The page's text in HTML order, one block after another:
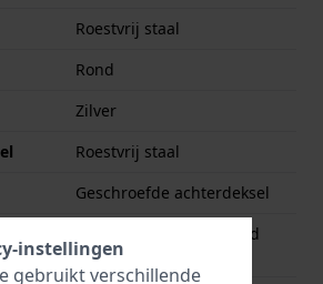
Roestvrij staal
Rond
Zilver
Roestvrij staal
Geschroefde achterdeksel
Enkelvoudig ontspiegeld
saffierglas
instellingen
gebruikt verschillende